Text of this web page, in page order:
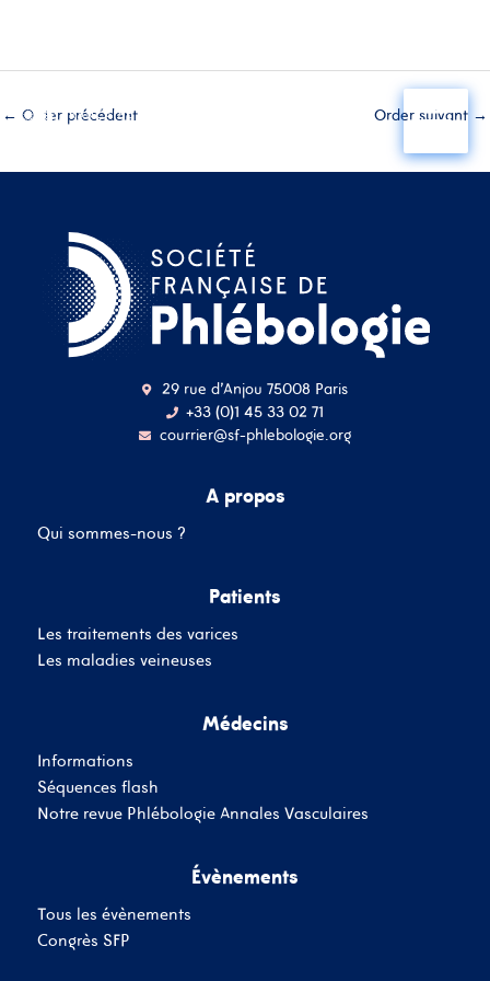
← Order précédent Order suivant →
29 rue d'Anjou 75008 Paris
+33 (0)1 45 33 02 71
courrier@sf-phlebologie.org
A propos
Qui sommes-nous ?
Patients
Les traitements des varices
Les maladies veineuses
Médecins
Informations
Séquences flash
Notre revue Phlébologie Annales Vasculaires
Évènements
Tous les évènements
Congrès SFP
adresse mail
Se souvenir de moi
SE CONNECTER
Inscrivez-Vous